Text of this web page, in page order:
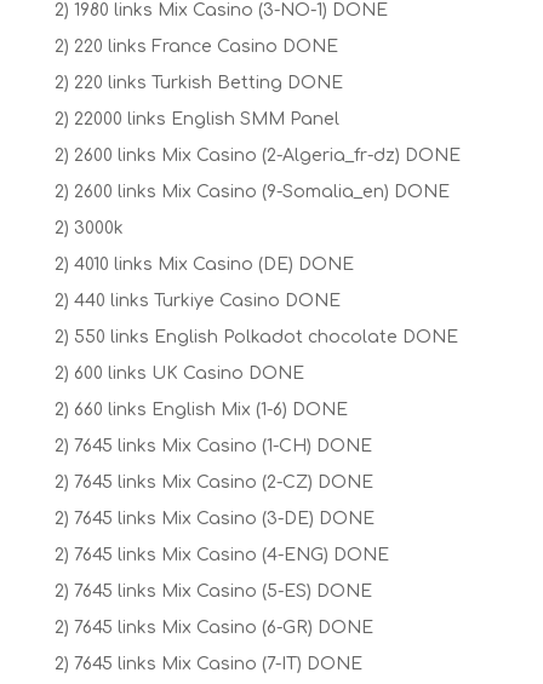
2) 1980 links Mix Casino (3-NO-1) DONE
2) 220 links France Casino DONE
2) 220 links Turkish Betting DONE
2) 22000 links English SMM Panel
2) 2600 links Mix Casino (2-Algeria_fr-dz) DONE
2) 2600 links Mix Casino (9-Somalia_en) DONE
2) 3000k
2) 4010 links Mix Casino (DE) DONE
2) 440 links Turkiye Casino DONE
2) 550 links English Polkadot chocolate DONE
2) 600 links UK Casino DONE
2) 660 links English Mix (1-6) DONE
2) 7645 links Mix Casino (1-CH) DONE
2) 7645 links Mix Casino (2-CZ) DONE
2) 7645 links Mix Casino (3-DE) DONE
2) 7645 links Mix Casino (4-ENG) DONE
2) 7645 links Mix Casino (5-ES) DONE
2) 7645 links Mix Casino (6-GR) DONE
2) 7645 links Mix Casino (7-IT) DONE